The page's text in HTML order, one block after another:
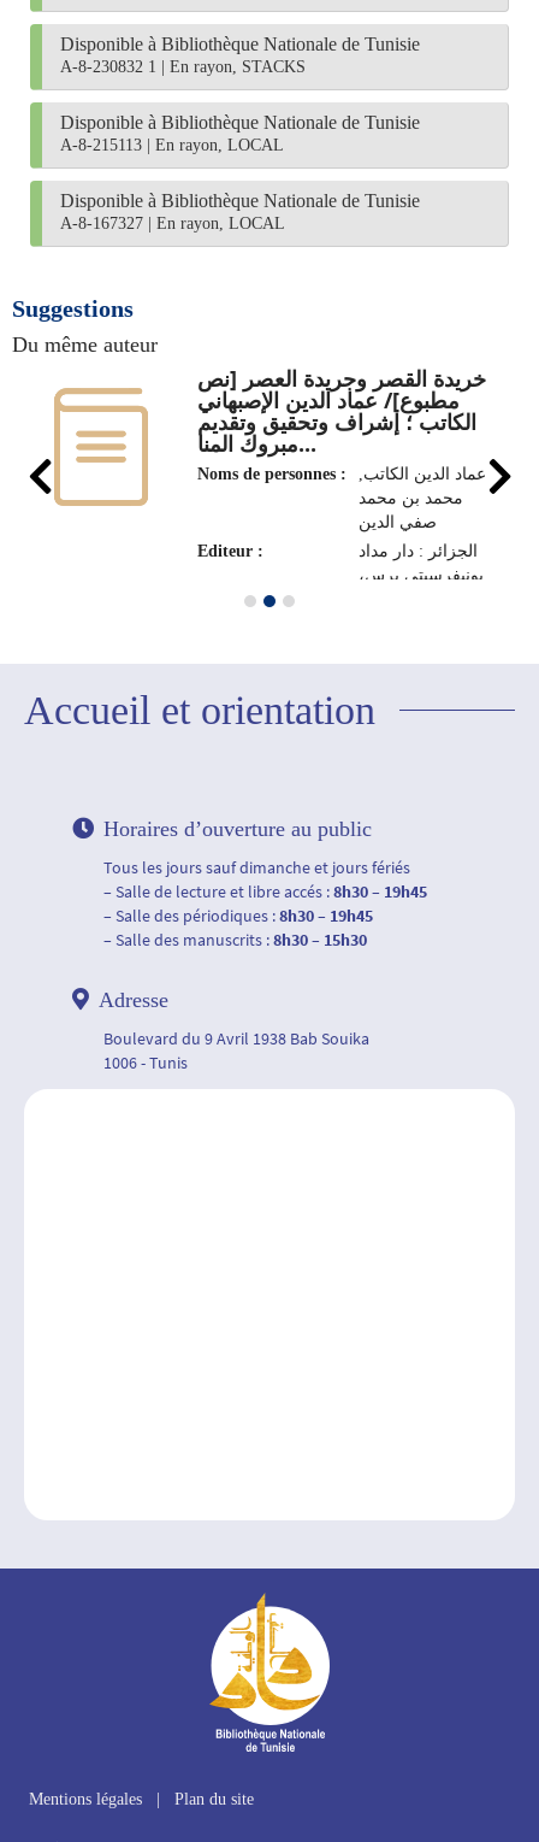
Disponible à Bibliothèque Nationale de Tunisie
A-8-230832 1 En rayon, STACKS
Disponible à Bibliothèque Nationale de Tunisie
A-8-215113 En rayon, LOCAL
Disponible à Bibliothèque Nationale de Tunisie
A-8-167327 En rayon, LOCAL
Suggestions
Du même auteur
خريدة القصر وجريدة العصر‏ ‏[نص
مطبوع]/ عماد الدين الإصبهاني
الكاتب ؛ إشراف وتحقيق وتقديم
مبروك المنا...
Noms de personnes :
عماد الدين الكاتب‏,
‏محمد بن محمد
صفي الدين
Editeur :
الجزائر : دار مداد
يونيفرسيتي برس‏،
Accueil et orientation
Horaires d’ouverture au public
Tous les jours sauf dimanche et jours fériés
– Salle de lecture et libre accés :8h30 – 19h45
– Salle des périodiques :8h30 – 19h45
– Salle des manuscrits :8h30 – 15h30
Adresse
Boulevard du 9 Avril 1938 Bab Souika
1006 - Tunis
Mentions légales Plan du site